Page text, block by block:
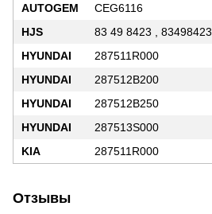
AUTOGEM
CEG6116
HJS
83 49 8423 , 83498423
HYUNDAI
287511R000
HYUNDAI
287512B200
HYUNDAI
287512B250
HYUNDAI
287513S000
KIA
287511R000
Отзывы